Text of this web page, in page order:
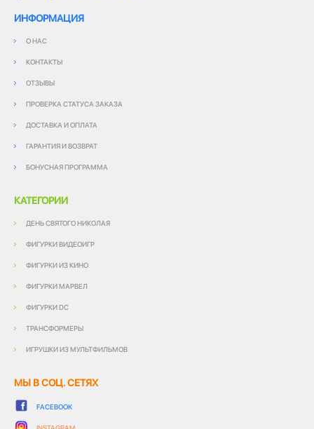
ИНФОРМАЦИЯ
О НАС
КОНТАКТЫ
ОТЗЫВЫ
ПРОВЕРКА СТАТУСА ЗАКАЗА
ДОСТАВКА И ОПЛАТА
ГАРАНТИЯ И ВОЗВРАТ
БОНУСНАЯ ПРОГРАММА
КАТЕГОРИИ
ДЕНЬ СВЯТОГО НИКОЛАЯ
ФИГУРКИ ВИДЕОИГР
ФИГУРКИ ИЗ КИНО
ФИГУРКИ МАРВЕЛ
ФИГУРКИ DC
ТРАНСФОРМЕРЫ
ИГРУШКИ ИЗ МУЛЬТФИЛЬМОВ
МЫ В СОЦ. СЕТЯХ
FACEBOOK